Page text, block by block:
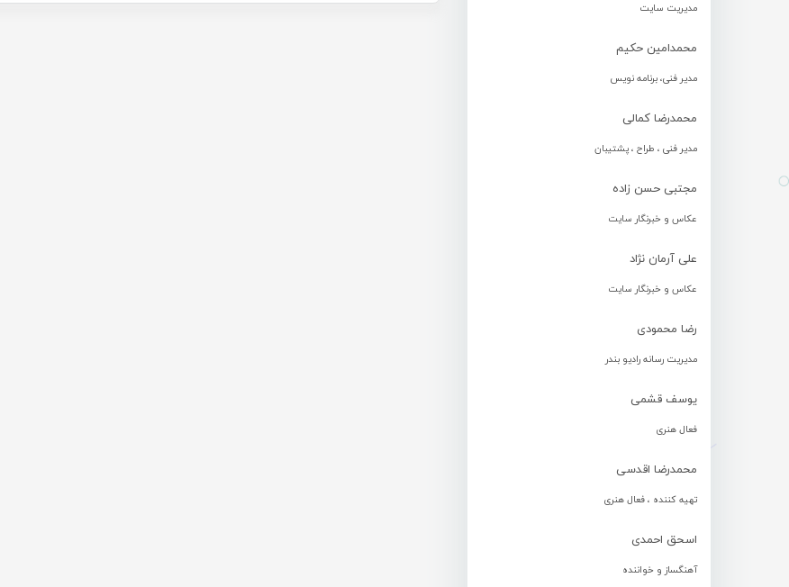
مدیریت سایت
محمدامین حکیم
مدیر فنی، برنامه نویس
محمدرضا کمالی
مدیر فنی ، طراح ، پشتیبان
مجتبی حسن زاده
عکاس و خبرنگار سایت
علی آرمان نژاد
عکاس و خبرنگار سایت
رضا محمودی
مدیریت رسانه رادیو بندر
یوسف قشمی
فعال هنری
محمدرضا اقدسی
تهیه کننده ، فعال هنری
اسحق احمدی
آهنگساز و خواننده